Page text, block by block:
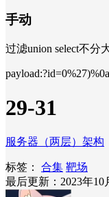
手动
过滤union select不分
29-31
服务器（两层）架构
标签： 合集 靶场
最后更新：2023年10